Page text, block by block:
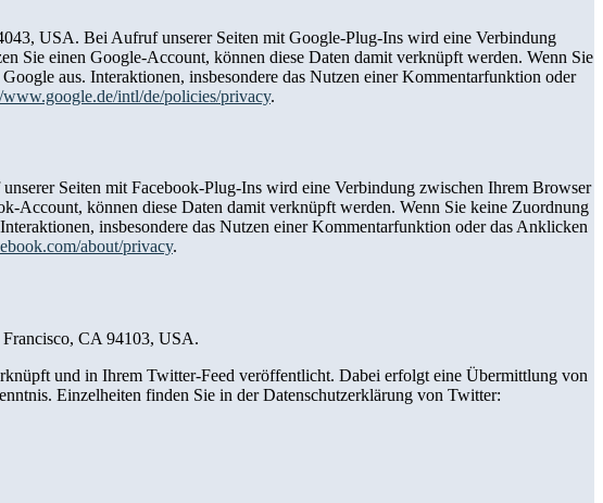
USA. Bei Aufruf unserer Seiten mit Google-Plug-Ins wird eine Verbindung
Sie einen Google-Account, können diese Daten damit verknüpft werden. Wenn Sie
aus. Interaktionen, insbesondere das Nutzen einer Kommentarfunktion oder
www.google.de/intl/de/policies/privacy.
Seiten mit Facebook-Plug-Ins wird eine Verbindung zwischen Ihrem Browser
Account, können diese Daten damit verknüpft werden. Wenn Sie keine Zuordnung
insbesondere das Nutzen einer Kommentarfunktion oder das Anklicken
about/privacy.
Francisco, CA 94103, USA.
und in Ihrem Twitter-Feed veröffentlicht. Dabei erfolgt eine Übermittlung von
Einzelheiten finden Sie in der Datenschutzerklärung von Twitter: